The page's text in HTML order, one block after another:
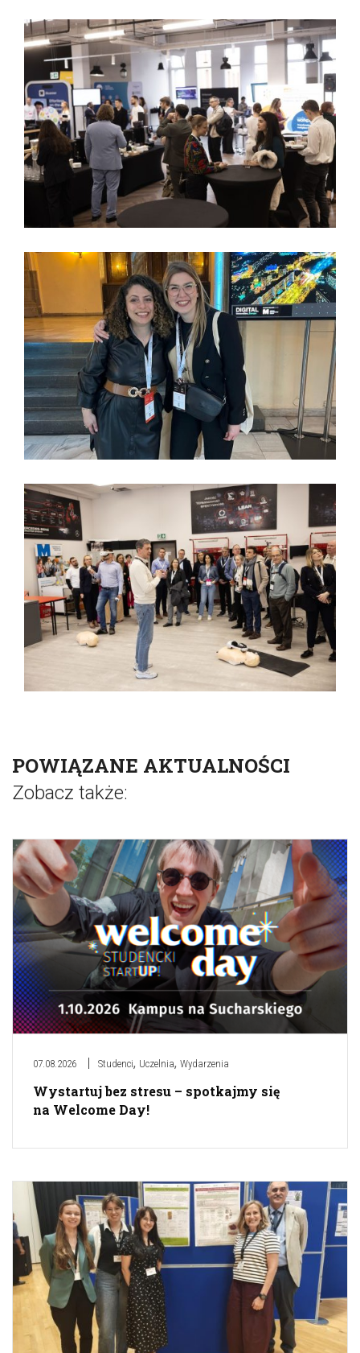
POWIĄZANE AKTUALNOŚCI
Zobacz także:
07.08.2026 Studenci, Uczelnia, Wydarzenia
Wystartuj bez stresu – spotkajmy się
na Welcome Day!